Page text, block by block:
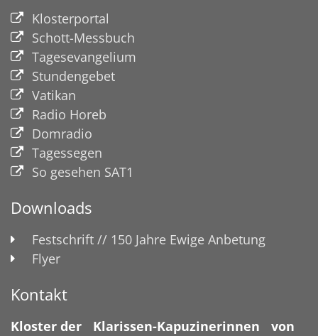
Klosterportal
Schott-Messbuch
Tagesevangelium
Stundengebet
Vatikan
Radio Horeb
Domradio
Tagessegen
So gesehen SAT1
Downloads
Festschrift // 150 Jahre Ewige Anbetung
Flyer
Kontakt
Kloster der Klarissen-Kapuzinerinnen von